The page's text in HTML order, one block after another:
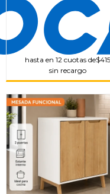
hasta en 12 cuotas de$415
sin recargo